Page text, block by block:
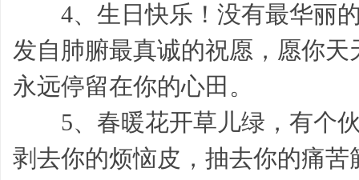
4、生日快乐！没有最华丽的
发自肺腑最真诚的祝愿，愿你
永远停留在你的心田。
5、春暖花开草儿绿，有个伙
剥去你的烦恼皮，抽去你的痛